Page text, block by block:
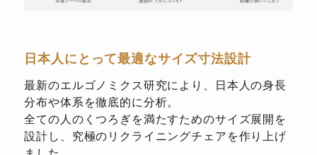
日本人にとって最適なサイズ寸法設計
最新のエルゴノミクス研究により、日本人の身長
分布や体系を徹底的に分析。
全ての人のくつろぎを満たすためのサイズ展開を
設計し、究極のリクライニングチェアを作り上げ